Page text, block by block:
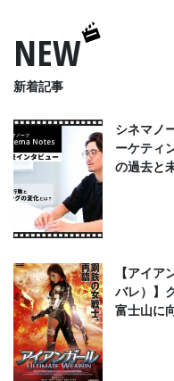
NEW
新着記事
シネマノ
ーケティ
の過去と
【アイ
バレ）】
富士山に